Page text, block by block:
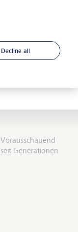
Vorausschauend
seit Generationen
Decline all